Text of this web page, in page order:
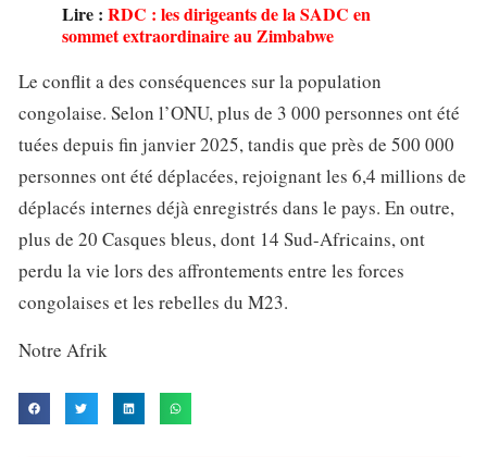
Lire : RDC : les dirigeants de la SADC en
sommet extraordinaire au Zimbabwe
Le conflit a des conséquences sur la population
congolaise. Selon l’ONU, plus de 3 000 personnes ont été
tuées depuis fin janvier 2025, tandis que près de 500 000
personnes ont été déplacées, rejoignant les 6,4 millions de
déplacés internes déjà enregistrés dans le pays. En outre,
plus de 20 Casques bleus, dont 14 Sud-Africains, ont
perdu la vie lors des affrontements entre les forces
congolaises et les rebelles du M23.
Notre Afrik